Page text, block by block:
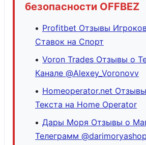
безопасности OFFBEZ
Profitbet Отзывы
Ставок на Спорт
Voron Trades Отзывы о
Канале @Alexey_Voronovv
Homeoperator.net
Текста на Home Operator
Дары Моря Отзывы о
Телеграмм @darimoryashop